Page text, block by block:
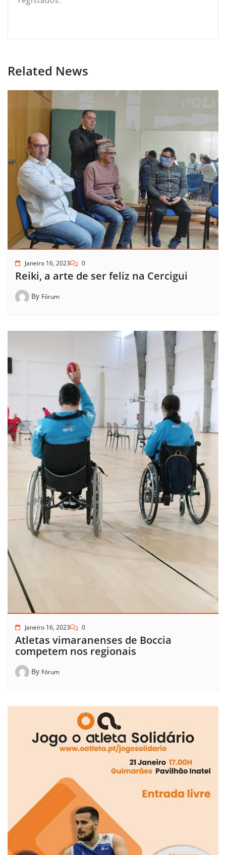
Related News
Janeiro 16, 2023 0
Reiki, a arte de ser feliz na Cercigui
By Fórum
Janeiro 16, 2023 0
Atletas vimaranenses de Boccia
competem nos regionais
By Fórum